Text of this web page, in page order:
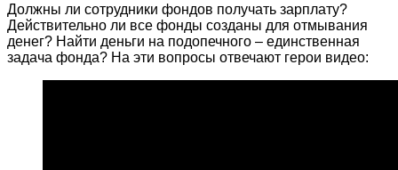
Должны ли сотрудники фондов получать зарплату?
Действительно ли все фонды созданы для отмывания
денег? Найти деньги на подопечного – единственная
задача фонда? На эти вопросы отвечают герои видео: